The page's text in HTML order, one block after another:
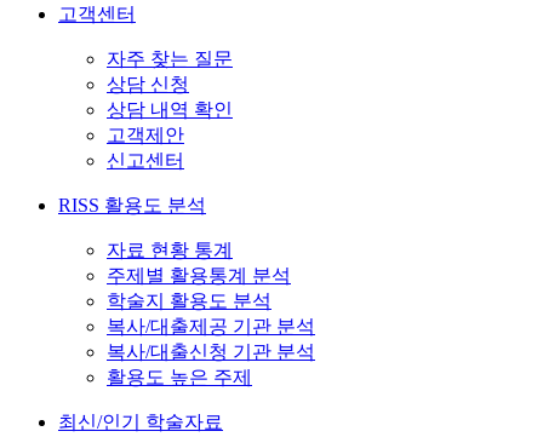
고객센터
자주 찾는 질문
상담 신청
상담 내역 확인
고객제안
신고센터
RISS 활용도 분석
자료 현황 통계
주제별 활용통계 분석
학술지 활용도 분석
복사/대출제공 기관 분석
복사/대출신청 기관 분석
활용도 높은 주제
최신/인기 학술자료